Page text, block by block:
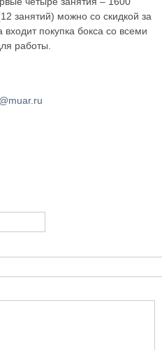
занятий) можно со скидкой за
покупка бокса со всеми
работы.